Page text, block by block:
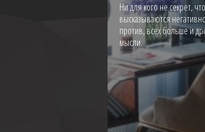
Ни для кого не секрет,
высказываются
против, всех больше и
мысли.